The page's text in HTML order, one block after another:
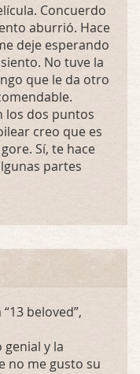
Concuerdo
aburrió. Hace
deje esperando
No tuve la
que le da otro
los dos puntos
creo que es
Sí, te hace
partes
beloved”,
y la
no me gusto su